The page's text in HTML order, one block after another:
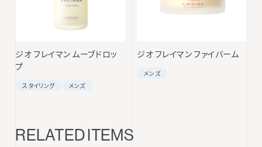
ジオ フレイマン ムーブドロッ
プ
スタイリング メンズ
ジオ フレイマン ファイバーム
メンズ
RELATED ITEMS